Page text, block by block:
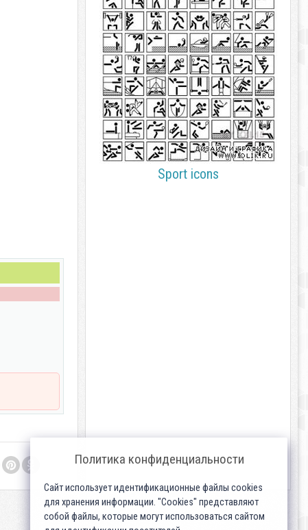
Sport icons
Политика конфиденциальности
Сайт использует идентификационные файлы cookies
для хранения информации. "Cookies" представляют
собой файлы, которые могут использоваться сайтом